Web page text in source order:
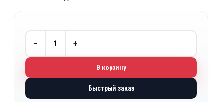
− +
В корзину
Быстрый заказ